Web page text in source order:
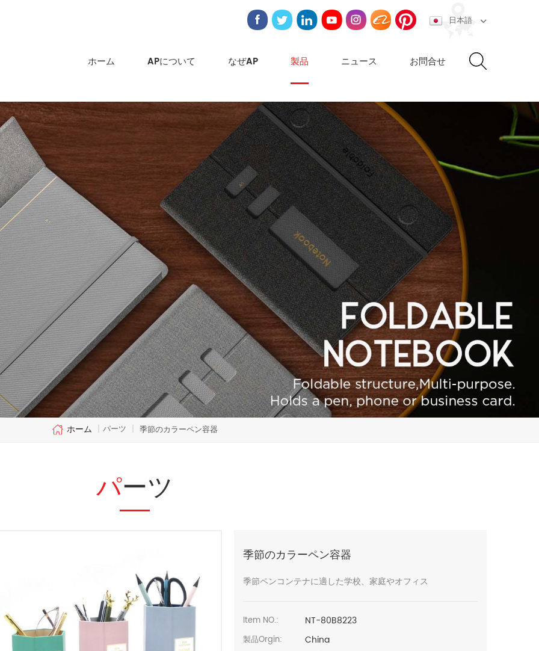
日本語
ホーム APについて なぜAP 製品 ニュース お問合せ
ホーム | パーツ | 季節のカラーペン容器
パーツ
季節のカラーペン容器
季節ペンコンテナに適した学校、家庭やオフィス
Item NO.: NT-80B8223
製品Orgin: China